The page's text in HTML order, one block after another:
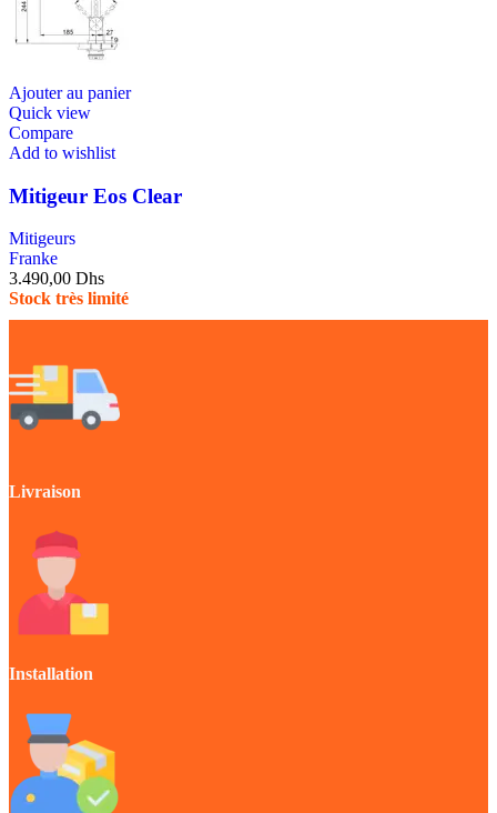
Ajouter au panier
Quick view
Compare
Add to wishlist
Mitigeur Eos Clear
Mitigeurs
Franke
3.490,00 Dhs
Stock très limité
Livraison
Installation